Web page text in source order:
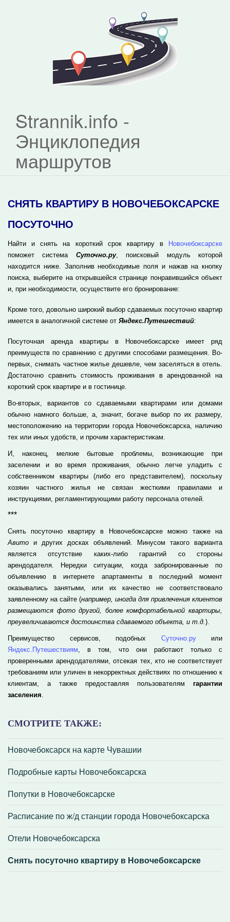
Strannik.info -
Энциклопедия
маршрутов
СМОТРИТЕ ТАКЖЕ:
Новочебоксарск на карте Чувашии
Подробные карты Новочебоксарска
Попутки в Новочебоксарске
Расписание по ж/д станции города Новочебоксарска
Отели Новочебоксарска
Снять посуточно квартиру в Новочебоксарске
СНЯТЬ КВАРТИРУ В НОВОЧЕБОКСАРСКЕ
ПОСУТОЧНО
Найти и снять на короткий срок квартиру в
Новочебоксарске
поможет система Суточно.ру, поисковый модуль которой
находится ниже. Заполнив необходимые поля и нажав на кнопку
поиска, выберите на открывшейся странице понравившийся объект
и, при необходимости, осуществите его бронирование:
Кроме того, довольно широкий выбор сдаваемых посуточно квартир
имеется в аналогичной системе от Яндекс.Путешествий:
Посуточная аренда квартиры в Новочебоксарске имеет ряд
преимуществ по сравнению с другими способами размещения. Во-
первых, снимать частное жилье дешевле, чем заселяться в отель.
Достаточно сравнить стоимость проживания в арендованной на
короткий срок квартире и в гостинице.
Во-вторых, вариантов со сдаваемыми квартирами или домами
обычно намного больше, а, значит, богаче выбор по их размеру,
местоположению на территории города Новочебоксарска, наличию
тех или иных удобств, и прочим характеристикам.
И, наконец, мелкие бытовые проблемы, возникающие при
заселении и во время проживания, обычно легче уладить с
собственником квартиры (либо его представителем), поскольку
хозяин частного жилья не связан жесткими правилами и
инструкциями, регламентирующими работу персонала отелей.
***
Снять посуточно квартиру в Новочебоксарске можно также на
Авито и других досках объявлений. Минусом такого варианта
является отсутствие каких-либо гарантий со стороны
арендодателя. Нередки ситуации, когда забронированные по
объявлению в интернете апартаменты в последний момент
оказывались занятыми, или их качество не соответствовало
заявленному на сайте (например, иногда для привлечения клиентов
размещаются фото другой, более комфортабельной квартиры,
преувеличиваются достоинства сдаваемого объекта, и т.д.).
Преимущество сервисов, подобных Суточно.руили
Яндекс.Путешествиям, в том, что они работают только с
проверенными арендодателями, отсекая тех, кто не соответствует
требованиям или уличен в некорректных действиях по отношению к
клиентам, а также предоставляя пользователям гарантии
заселения.